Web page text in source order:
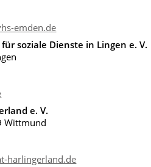
emden.de
soziale Dienste in Lingen e. V.
e. V.
Wittmund
harlingerland.de